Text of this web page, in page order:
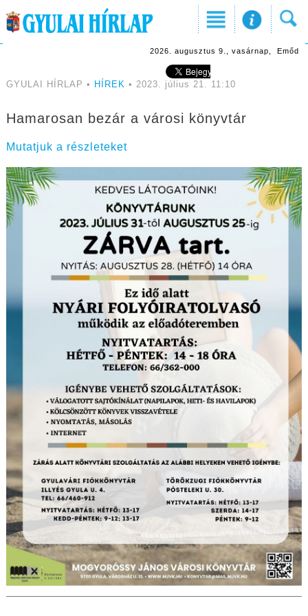
2026. augusztus 9., vasárnap, Emőd
GYULAI HÍRLAP • HÍREK • 2023. július 21. 11:10
Hamarosan bezár a városi könyvtár
Mutatjuk a részleteket